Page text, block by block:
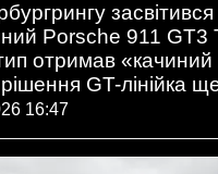
засвітився
Porsche 911 GT3
отримав «качиний
рішення GT-лінійка
16:47